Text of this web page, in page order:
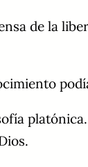
de la